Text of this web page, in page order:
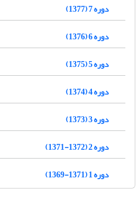
دوره 7 (1377)
دوره 6 (1376)
دوره 5 (1375)
دوره 4 (1374)
دوره 3 (1373)
دوره 2 (1372-1371)
دوره 1 (1371-1369)